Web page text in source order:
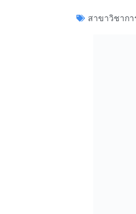
สาขาวิชาก